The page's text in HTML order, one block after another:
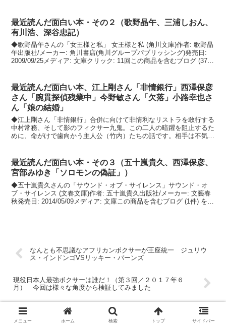
最近読んだ面白い本・その２（歌野晶午、三浦しおん、
有川浩、深谷忠記）
◆歌野晶午さんの「女王様と私」 女王様と私 (角川文庫)作者: 歌野晶
午出版社/メーカー: 角川書店(角川グループパブリッシング)発売日:
2009/09/25メディア: 文庫クリック: 11回この商品を含むブログ (37
最近読んだ面白い本、江上剛さん「非情銀行」西澤保彦
さん「腕貫探偵残業中」今野敏さん「欠落」小路幸也さ
ん「娘の結婚」
◆江上剛さん「非情銀行」合併に向けて非情利なリストラを敢行する
中村常務、そして影のフィクサー九鬼。この二人の暗躍を阻止するた
めに、命がけで歯向かう主人公（竹内）たちの話です。相手は不気味
最近読んだ面白い本・その３（五十嵐貴久、西澤保彦、
宮部みゆき「ソロモンの偽証」）
◆五十嵐貴久さんの「サウンド・オブ・サイレンス」サウンド・オ
ブ・サイレンス (文春文庫)作者: 五十嵐貴久出版社/メーカー: 文藝春
秋発売日: 2014/05/09メディア: 文庫この商品を含むブログ (1件) を見
なんとも不思議なアフリカンボクサーが王座統一 ジュリウ
ス・インドンゴVSリッキー・バーンズ
現役日本人最強ボクサーは誰だ！（第３回／２０１７年６
月） 今回は様々な角度から検証してみました
ホーム わしボクの優雅な暮らし
最近読んだ面白い
メニュー ホーム 検索 トップ サイドバー